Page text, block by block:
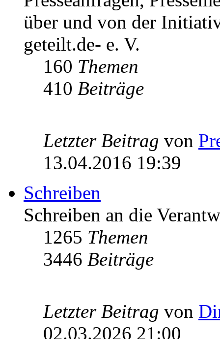
über und von der
geteilt.de- e. V.
160 Themen
410 Beiträge
Letzter Beitrag von
13.04.2016 19:39
Schreiben
Schreiben an die
1265 Themen
3446 Beiträge
Letzter Beitrag von
02.03.2026 21:00